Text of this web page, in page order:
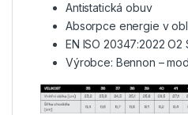
Antistatická obuv
Absorpce energie v
EN ISO 20347:2022 O2
Výrobce: Bennon –